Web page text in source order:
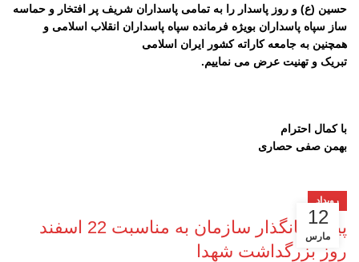
حسین (ع) و روز پاسدار را به تمامی پاسداران شریف پر افتخار و حماسه‌
ساز سپاه پاسداران بویژه فرمانده سپاه پاسداران انقلاب اسلامی و
همچنین به جامعه کاراته کشور ایران اسلامی
تبریک و تهنیت عرض می نماییم.
با کمال احترام
بهمن صفی حصاری
12
مارس
رویداد
پیام بنیانگذار سازمان به مناسبت 22 اسفند
روز بزرگداشت شهدا